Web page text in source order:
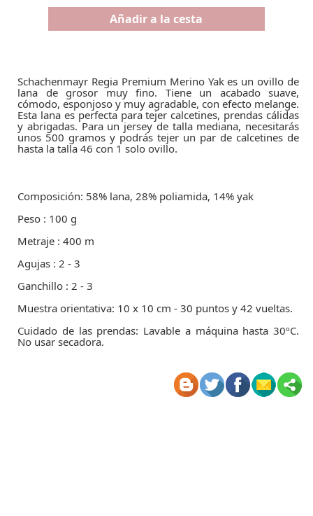
Schachenmayr Regia Premium Merino Yak es un ovillo de
lana de grosor muy fino. Tiene un acabado suave,
cómodo, esponjoso y muy agradable, con efecto melange.
Esta lana es perfecta para tejer calcetines, prendas cálidas
y abrigadas. Para un jersey de talla mediana, necesitarás
unos 500 gramos y podrás tejer un par de calcetines de
hasta la talla 46 con 1 solo ovillo.
Composición: 58% lana, 28% poliamida, 14% yak
Peso : 100 g
Metraje : 400 m
Agujas : 2 - 3
Ganchillo : 2 - 3
Muestra orientativa: 10 x 10 cm - 30 puntos y 42 vueltas.
Cuidado de las prendas: Lavable a máquina hasta 30ºC.
No usar secadora.